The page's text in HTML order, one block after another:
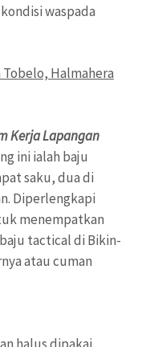
waspada
Kerja Lapangan
ini ialah baju
saku, dua di
Diperlengkapi
menempatkan
tactical di Bikin-
atau cuman